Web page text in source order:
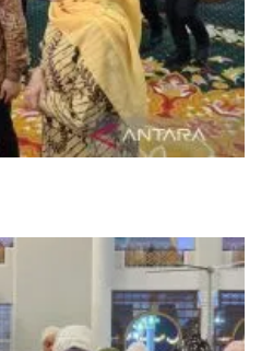
koordinasi kesiapan